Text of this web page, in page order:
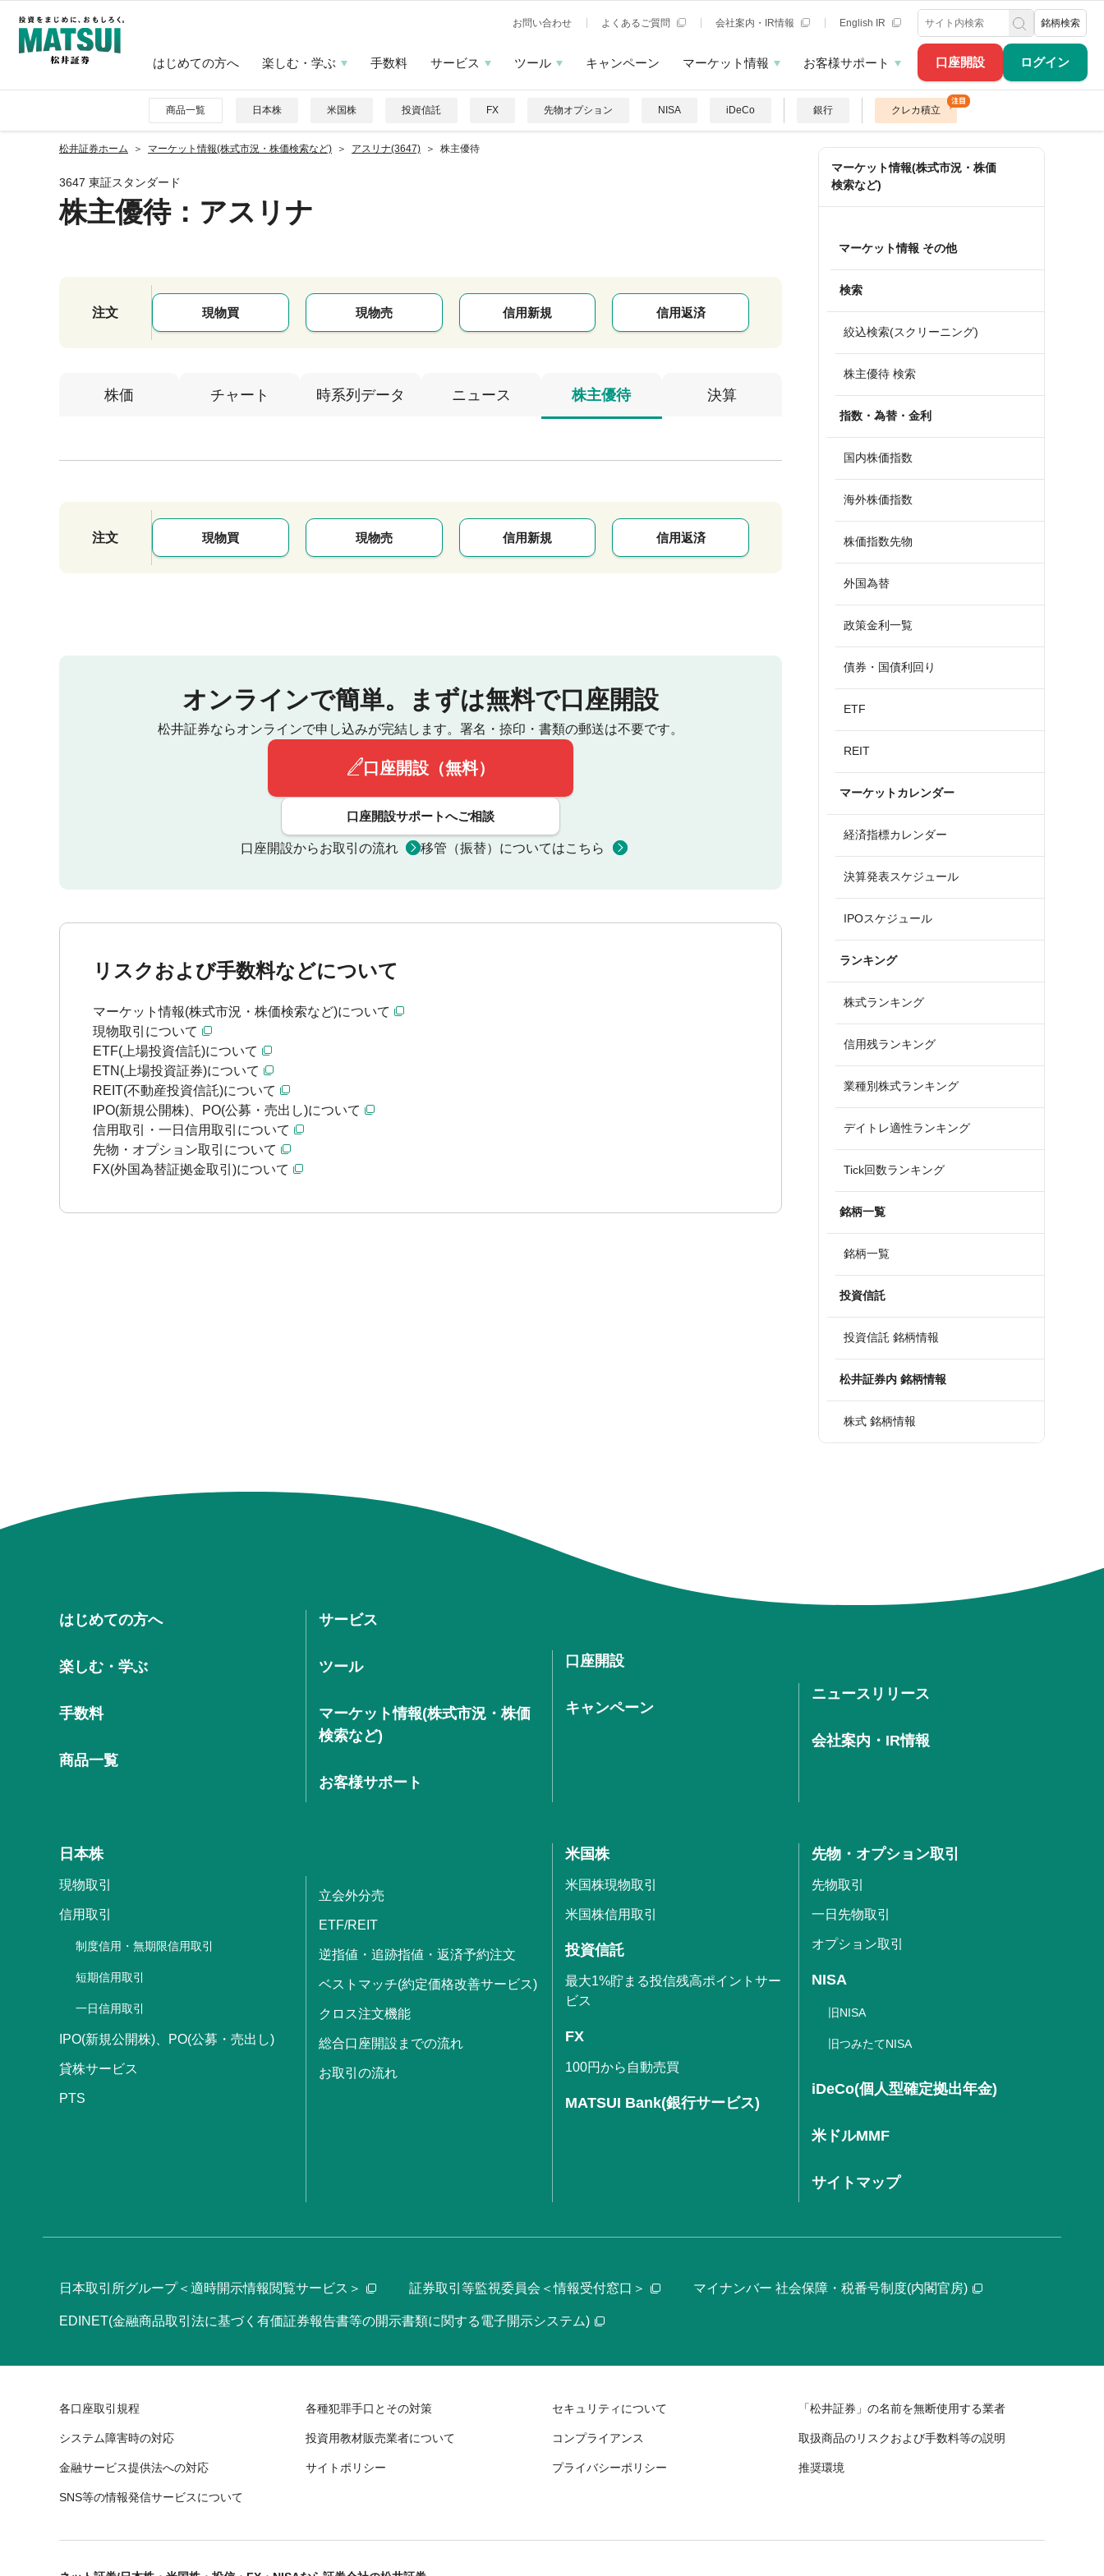
口座開設 ログイン
お問い合わせ よくあるご質問 会社案内・IR情報 English IR 銘柄検索
はじめての方へ 楽しむ・学ぶ 手数料 サービス ツール キャンペーン マーケット情報 お客様サポート
商品一覧 日本株 米国株 投資信託 FX 先物オプション NISA iDeCo 銀行 クレカ積立
松井証券ホーム マーケット情報(株式市況・株価検索など) アスリナ(3647) 株主優待
3647 東証スタンダード
株主優待：アスリナ
注文 現物買 現物売 信用新規 信用返済
株価 チャート 時系列データ ニュース 株主優待 決算
注文 現物買 現物売 信用新規 信用返済
オンラインで簡単。 まずは無料で口座開設
松井証券ならオンラインで申し込みが完結します。 署名・捺印・書類の郵送は不要です。
口座開設（無料）
口座開設サポートへご相談
口座開設からお取引の流れ 移管（振替）についてはこちら
リスクおよび手数料などについて
マーケット情報(株式市況・株価検索など)について
現物取引について
ETF(上場投資信託)について
ETN(上場投資証券)について
REIT(不動産投資信託)について
IPO(新規公開株)、PO(公募・売出し)について
信用取引・一日信用取引について
先物・オプション取引について
FX(外国為替証拠金取引)について
マーケット情報(株式市況・株価
検索など)
マーケット情報 その他
検索
絞込検索(スクリーニング)
株主優待 検索
指数・為替・金利
国内株価指数
海外株価指数
株価指数先物
外国為替
政策金利一覧
債券・国債利回り
ETF
REIT
マーケットカレンダー
経済指標カレンダー
決算発表スケジュール
IPOスケジュール
ランキング
株式ランキング
信用残ランキング
業種別株式ランキング
デイトレ適性ランキング
Tick回数ランキング
銘柄一覧
銘柄一覧
投資信託
投資信託 銘柄情報
松井証券内 銘柄情報
株式 銘柄情報
はじめての方へ
楽しむ・学ぶ
手数料
商品一覧
サービス
ツール
マーケット情報(株式市況・株価
検索など)
お客様サポート
口座開設
キャンペーン
ニュースリリース
会社案内・IR情報
日本株
現物取引
信用取引
制度信用・無期限信用取引
短期信用取引
一日信用取引
IPO(新規公開株)、PO(公募・売出し)
貸株サービス
PTS
立会外分売
ETF/REIT
逆指値・追跡指値・返済予約注文
ベストマッチ(約定価格改善サービス)
クロス注文機能
総合口座開設までの流れ
お取引の流れ
米国株
米国株現物取引
米国株信用取引
投資信託
最大1%貯まる投信残高ポイントサー
ビス
FX
100円から自動売買
MATSUI Bank(銀行サービス)
先物・オプション取引
先物取引
一日先物取引
オプション取引
NISA
旧NISA
旧つみたてNISA
iDeCo(個人型確定拠出年金)
米ドルMMF
サイトマップ
日本取引所グループ＜適時開示情報閲覧サービス＞ 証券取引等監視委員会＜情報受付窓口＞ マイナンバー 社会保障・税番号制度(内閣官房)
EDINET(金融商品取引法に基づく有価証券報告書等の開示書類に関する電子開示システム)
各口座取引規程 各種犯罪手口とその対策 セキュリティについて 「松井証券」の名前を無断使用する業者
システム障害時の対応 投資用教材販売業者について コンプライアンス 取扱商品のリスクおよび手数料等の説明
金融サービス提供法への対応 サイトポリシー プライバシーポリシー 推奨環境
SNS等の情報発信サービスについて